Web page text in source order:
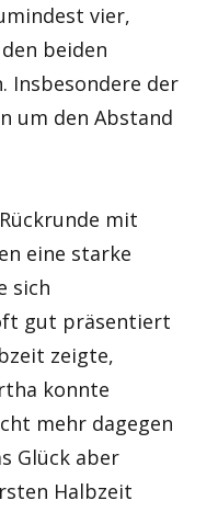
vier,
beiden
Insbesondere der
um den Abstand
mit
eine starke
sich
gut präsentiert
zeigte,
konnte
mehr dagegen
Glück aber
Halbzeit